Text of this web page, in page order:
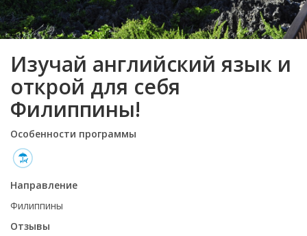
Изучай английский язык и
открой для себя
Филиппины!
Особенности программы
Направление
Филиппины
Отзывы